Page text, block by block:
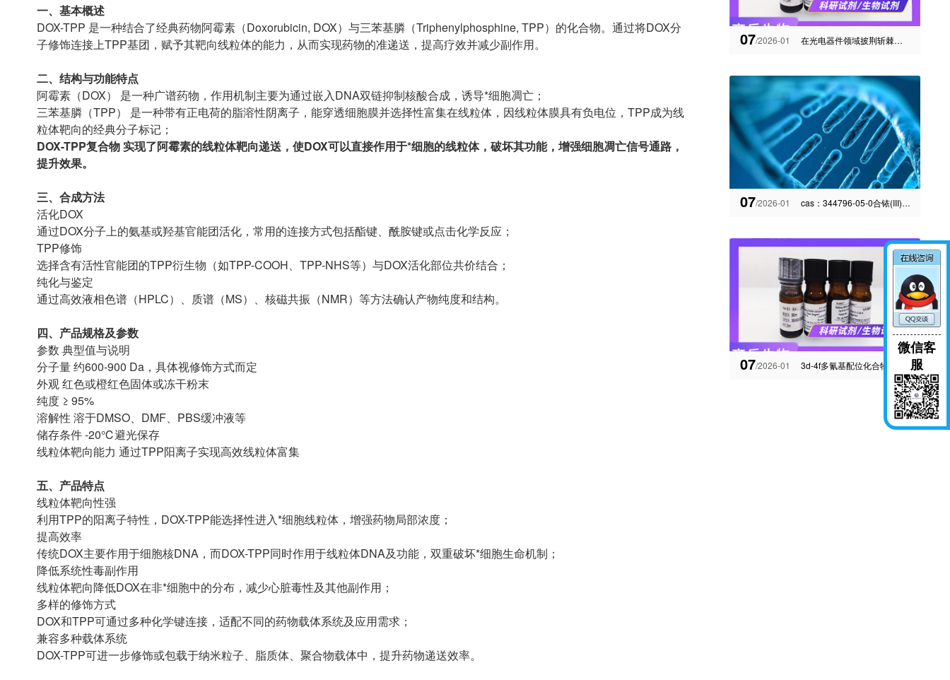
一、基本概述
DOX-TPP 是一种结合了经典药物阿霉素（Doxorubicin, DOX）与三苯基膦（Triphenylphosphine, TPP）的化合物。通过将DOX分
子修饰连接上TPP基团，赋予其靶向线粒体的能力，从而实现药物的准递送，提高疗效并减少副作用。
二、结构与功能特点
阿霉素（DOX） 是一种广谱药物，作用机制主要为通过嵌入DNA双链抑制核酸合成，诱导*细胞凋亡；
三苯基膦（TPP） 是一种带有正电荷的脂溶性阴离子，能穿透细胞膜并选择性富集在线粒体，因线粒体膜具有负电位，TPP成为线
粒体靶向的经典分子标记；
DOX-TPP复合物 实现了阿霉素的线粒体靶向递送，使DOX可以直接作用于*细胞的线粒体，破坏其功能，增强细胞凋亡信号通路，
提升效果。
三、合成方法
活化DOX
通过DOX分子上的氨基或羟基官能团活化，常用的连接方式包括酯键、酰胺键或点击化学反应；
TPP修饰
选择含有活性官能团的TPP衍生物（如TPP-COOH、TPP-NHS等）与DOX活化部位共价结合；
纯化与鉴定
通过高效液相色谱（HPLC）、质谱（MS）、核磁共振（NMR）等方法确认产物纯度和结构。
四、产品规格及参数
参数 典型值与说明
分子量 约600-900 Da，具体视修饰方式而定
外观 红色或橙红色固体或冻干粉末
纯度 ≥ 95%
溶解性 溶于DMSO、DMF、PBS缓冲液等
储存条件 -20℃避光保存
线粒体靶向能力 通过TPP阳离子实现高效线粒体富集
五、产品特点
线粒体靶向性强
利用TPP的阳离子特性，DOX-TPP能选择性进入*细胞线粒体，增强药物局部浓度；
提高效率
传统DOX主要作用于细胞核DNA，而DOX-TPP同时作用于线粒体DNA及功能，双重破坏*细胞生命机制；
降低系统性毒副作用
线粒体靶向降低DOX在非*细胞中的分布，减少心脏毒性及其他副作用；
多样的修饰方式
DOX和TPP可通过多种化学键连接，适配不同的药物载体系统及应用需求；
兼容多种载体系统
DOX-TPP可进一步修饰或包载于纳米粒子、脂质体、聚合物载体中，提升药物递送效率。
07/2026-01 在光电器件领域披荆斩棘的光电管与光电倍增管材料
07/2026-01 cas：344796-05-0合铱(III)金属配合物材料
07/2026-01
微信客
服